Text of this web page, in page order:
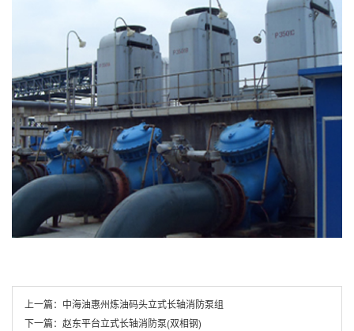
上一篇： 中海油惠州炼油码头立式长轴消防泵组
下一篇： 赵东平台立式长轴消防泵(双相钢)